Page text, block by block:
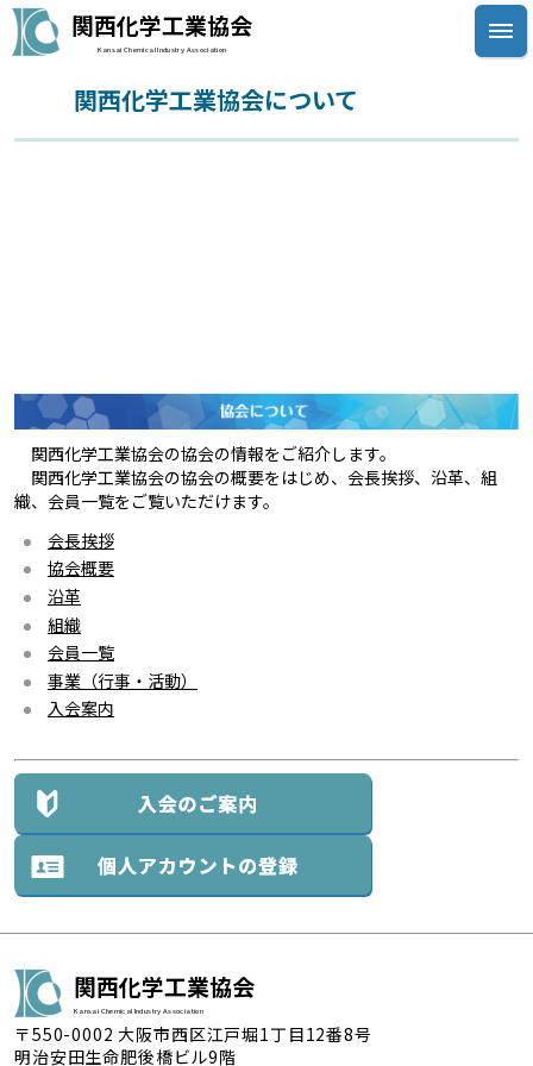
関西化学工業協会
Kansai Chemical Industry Association
関西化学工業協会について
関西化学工業協会の協会の情報をご紹介します。
関西化学工業協会の協会の概要をはじめ、会長挨拶、沿革、組
織、会員一覧をご覧いただけます。
会長挨拶
協会概要
沿革
組織
会員一覧
事業（行事・活動）
入会案内
関西化学工業協会
Kansai Chemical Industry Association
〒550-0002 大阪市西区江戸堀1丁目12番8号
明治安田生命肥後橋ビル9階